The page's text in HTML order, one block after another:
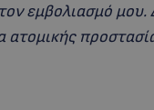
εμβολιασμό μου.